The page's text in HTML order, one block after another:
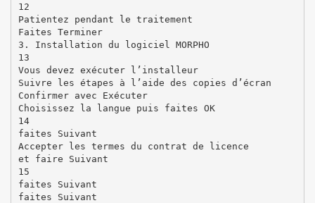
12
Patientez pendant le traitement
Faites Terminer
3. Installation du logiciel MORPHO
13
Vous devez exécuter l’installeur
Suivre les étapes à l’aide des copies d’écran
Confirmer avec Exécuter
Choisissez la langue puis faites OK
14
faites Suivant
Accepter les termes du contrat de licence
et faire Suivant
15
faites Suivant
faites Suivant